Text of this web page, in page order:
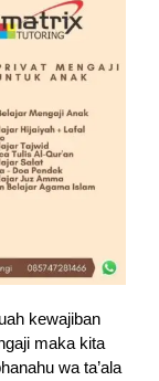
kewajiban
maka kita
wa ta’ala